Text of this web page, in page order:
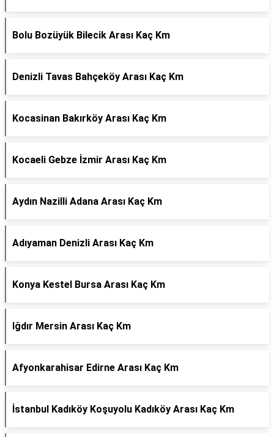
Bolu Bozüyük Bilecik Arası Kaç Km
Denizli Tavas Bahçeköy Arası Kaç Km
Kocasinan Bakırköy Arası Kaç Km
Kocaeli Gebze İzmir Arası Kaç Km
Aydın Nazilli Adana Arası Kaç Km
Adıyaman Denizli Arası Kaç Km
Konya Kestel Bursa Arası Kaç Km
Iğdır Mersin Arası Kaç Km
Afyonkarahisar Edirne Arası Kaç Km
İstanbul Kadıköy Koşuyolu Kadıköy Arası Kaç Km